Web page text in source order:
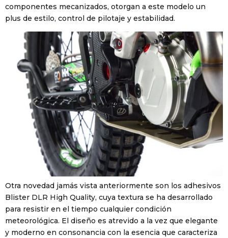
componentes mecanizados, otorgan a este modelo un
plus de estilo, control de pilotaje y estabilidad.
Otra novedad jamás vista anteriormente son los adhesivos
Blister DLR High Quality, cuya textura se ha desarrollado
para resistir en el tiempo cualquier condición
meteorológica. El diseño es atrevido a la vez que elegante
y moderno en consonancia con la esencia que caracteriza